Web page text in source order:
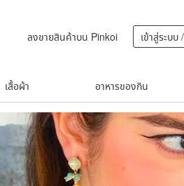
ลงขายสินค้าบน Pinkoi เข้าสู่ระบบ
เสื้อผ้า อาหารของกิน